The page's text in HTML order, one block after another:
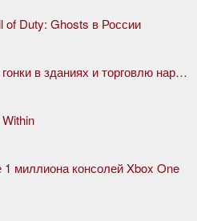
of Duty: Ghosts в России
GTA 5 скоро представит казино, гонки в зданиях и торговлю наркотиками
миллиона консолей Xbox One